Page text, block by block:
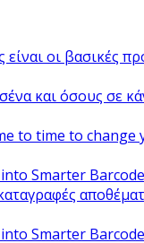
είναι οι βασικές
και όσους σε
to time to change